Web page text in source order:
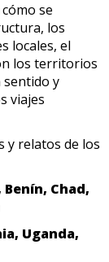
se
los
locales, el
los territorios
sentido y
viajes
y relatos de los
Chad,
Uganda,